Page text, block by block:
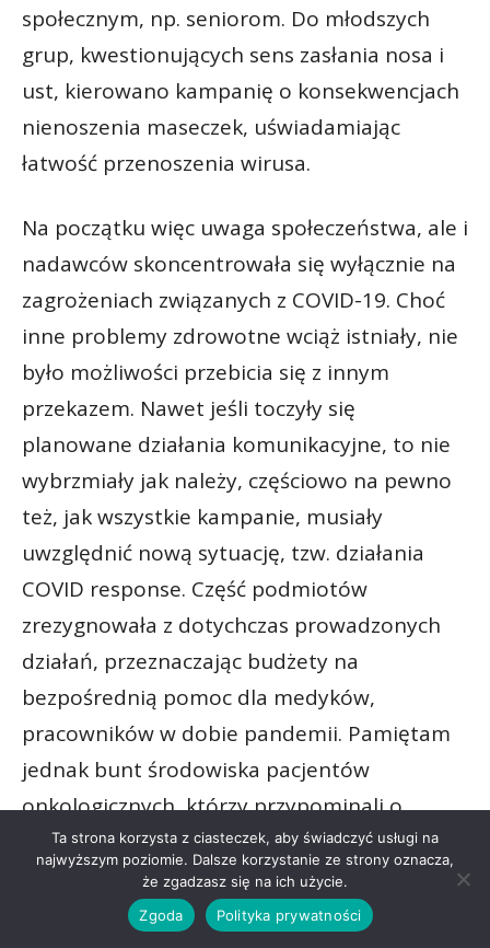
społecznym, np. seniorom. Do młodszych
grup, kwestionujących sens zasłania nosa i
ust, kierowano kampanię o konsekwencjach
nienoszenia maseczek, uświadamiając
łatwość przenoszenia wirusa.
Na początku więc uwaga społeczeństwa, ale i
nadawców skoncentrowała się wyłącznie na
zagrożeniach związanych z COVID-19. Choć
inne problemy zdrowotne wciąż istniały, nie
było możliwości przebicia się z innym
przekazem. Nawet jeśli toczyły się
planowane działania komunikacyjne, to nie
wybrzmiały jak należy, częściowo na pewno
też, jak wszystkie kampanie, musiały
uwzględnić nową sytuację, tzw. działania
COVID response. Część podmiotów
zrezygnowała z dotychczas prowadzonych
działań, przeznaczając budżety na
bezpośrednią pomoc dla medyków,
pracowników w dobie pandemii. Pamiętam
jednak bunt środowiska pacjentów
onkologicznych, którzy przypominali o
swoim istnieniu, konieczności kontynuacji
leczenia i badań kontrolnych. To oni
uruchomili swoje kampanie informacyjne w
Ta strona korzysta z ciasteczek, aby świadczyć usługi na
najwyższym poziomie. Dalsze korzystanie ze strony oznacza,
że zgadzasz się na ich użycie.
Zgoda
Polityka prywatności